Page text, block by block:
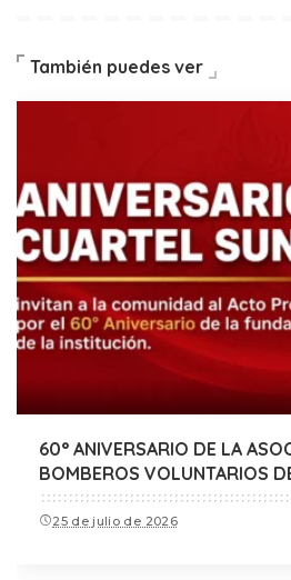
También puedes ver
60° ANIVERSARIO DE LA
BOMBEROS VOLUNTARIOS
25 de julio de 2026